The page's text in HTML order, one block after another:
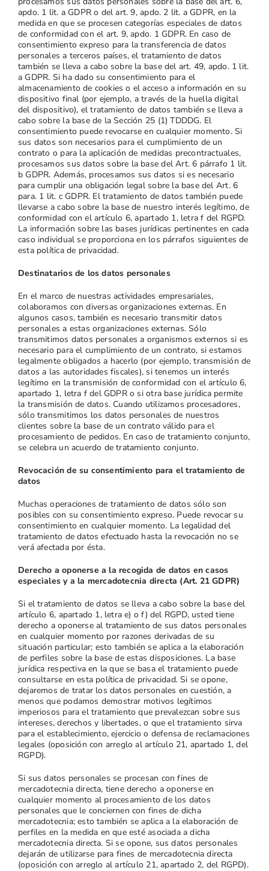
apdo. 1 lit. a GDPR o del art. 9, apdo. 2 lit. a GDPR, en la
medida en que se procesen categorías especiales de datos
de conformidad con el art. 9, apdo. 1 GDPR. En caso de
consentimiento expreso para la transferencia de datos
personales a terceros países, el tratamiento de datos
también se lleva a cabo sobre la base del art. 49, apdo. 1 lit.
a GDPR. Si ha dado su consentimiento para el
almacenamiento de cookies o el acceso a información en su
dispositivo final (por ejemplo, a través de la huella digital
del dispositivo), el tratamiento de datos también se lleva a
cabo sobre la base de la Sección 25 (1) TDDDG. El
consentimiento puede revocarse en cualquier momento. Si
sus datos son necesarios para el cumplimiento de un
contrato o para la aplicación de medidas precontractuales,
procesamos sus datos sobre la base del Art. 6 párrafo 1 lit.
b GDPR. Además, procesamos sus datos si es necesario
para cumplir una obligación legal sobre la base del Art. 6
para. 1 lit. c GDPR. El tratamiento de datos también puede
llevarse a cabo sobre la base de nuestro interés legítimo, de
conformidad con el artículo 6, apartado 1, letra f del RGPD.
La información sobre las bases jurídicas pertinentes en cada
caso individual se proporciona en los párrafos siguientes de
esta política de privacidad.
Destinatarios de los datos personales
En el marco de nuestras actividades empresariales,
colaboramos con diversas organizaciones externas. En
algunos casos, también es necesario transmitir datos
personales a estas organizaciones externas. Sólo
transmitimos datos personales a organismos externos si es
necesario para el cumplimiento de un contrato, si estamos
legalmente obligados a hacerlo (por ejemplo, transmisión de
datos a las autoridades fiscales), si tenemos un interés
legítimo en la transmisión de conformidad con el artículo 6,
apartado 1, letra f del GDPR o si otra base jurídica permite
la transmisión de datos. Cuando utilizamos procesadores,
sólo transmitimos los datos personales de nuestros
clientes sobre la base de un contrato válido para el
procesamiento de pedidos. En caso de tratamiento conjunto,
se celebra un acuerdo de tratamiento conjunto.
Revocación de su consentimiento para el tratamiento de
datos
Muchas operaciones de tratamiento de datos sólo son
posibles con su consentimiento expreso. Puede revocar su
consentimiento en cualquier momento. La legalidad del
tratamiento de datos efectuado hasta la revocación no se
verá afectada por ésta.
Derecho a oponerse a la recogida de datos en casos
especiales y a la mercadotecnia directa (Art. 21 GDPR)
Si el tratamiento de datos se lleva a cabo sobre la base del
artículo 6, apartado 1, letra e) o f) del RGPD, usted tiene
derecho a oponerse al tratamiento de sus datos personales
en cualquier momento por razones derivadas de su
situación particular; esto también se aplica a la elaboración
de perfiles sobre la base de estas disposiciones. La base
jurídica respectiva en la que se basa el tratamiento puede
consultarse en esta política de privacidad. Si se opone,
dejaremos de tratar los datos personales en cuestión, a
menos que podamos demostrar motivos legítimos
imperiosos para el tratamiento que prevalezcan sobre sus
intereses, derechos y libertades, o que el tratamiento sirva
para el establecimiento, ejercicio o defensa de reclamaciones
legales (oposición con arreglo al artículo 21, apartado 1, del
RGPD).
Si sus datos personales se procesan con fines de
mercadotecnia directa, tiene derecho a oponerse en
cualquier momento al procesamiento de los datos
personales que le conciernen con fines de dicha
mercadotecnia; esto también se aplica a la elaboración de
perfiles en la medida en que esté asociada a dicha
mercadotecnia directa. Si se opone, sus datos personales
dejarán de utilizarse para fines de mercadotecnia directa
(oposición con arreglo al artículo 21, apartado 2, del RGPD).